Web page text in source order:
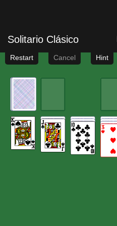
Solitario Clásico
Restart Cancel Hint